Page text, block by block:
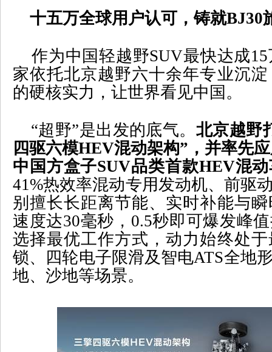
十五万全球用户认可，铸就BJ30
作为中国轻越野SUV最快达成15
家依托北京越野六十余年专业沉
的硬核实力，让世界看见中国。
“超野”是出发的底气。 北京越野
四驱六模HEV混动架构” ，并率先
中国方盒子SUV品类首款HEV混
41%热效率混动专用发动机、前驱
别擅长长距离节能、实时补能与
速度达30毫秒， 0.5秒即可爆发峰
选择最优工作方式，动力始终处
锁、四轮电子限滑及智电ATS全地
地、沙地等场景。